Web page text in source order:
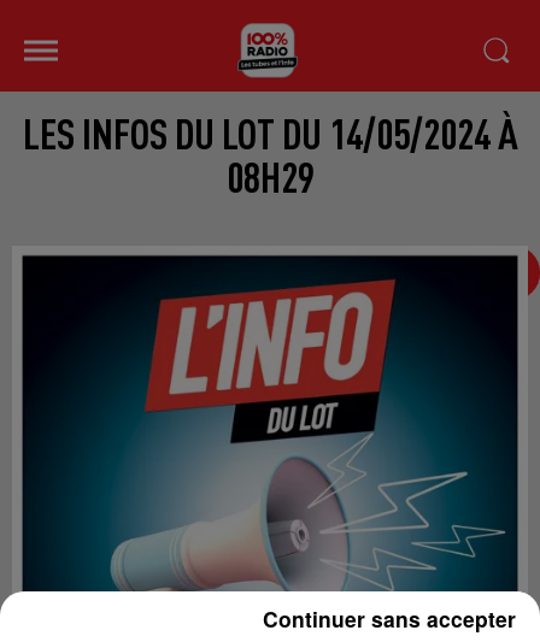
LES INFOS DU LOT DU 14/05/2024 À
08H29
Continuer sans accepter